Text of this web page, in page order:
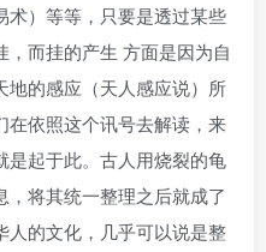
术）等等，只要是透过某些
而挂的产生 方面是因为自
地的感应（天人感应说）所
在依照这个讯号去解读，来
是起于此。古人用烧裂的龟
将其统一整理之后就成了
人的文化，几乎可以说是整